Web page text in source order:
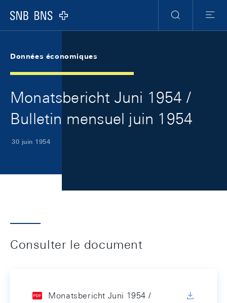
Logo
RechercheMenu
Données économiques
Monatsbericht Juni 1954 /
Bulletin mensuel juin 1954
30 juin 1954
Consulter le document
Monatsbericht Juni 1954 /